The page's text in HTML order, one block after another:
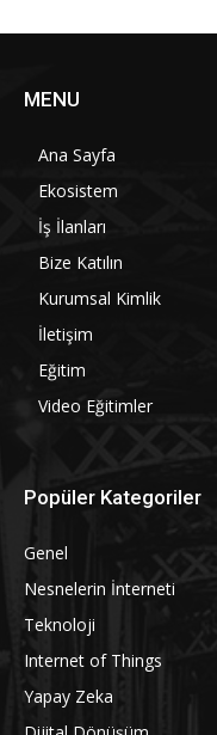
MENU
Ana Sayfa
Ekosistem
İş İlanları
Bize Katılın
Kurumsal Kimlik
İletişim
Eğitim
Video Eğitimler
Popüler Kategoriler
Genel
Nesnelerin İnterneti
Teknoloji
Internet of Things
Yapay Zeka